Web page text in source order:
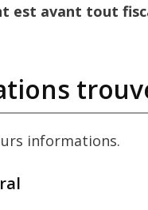
est avant tout
informations.